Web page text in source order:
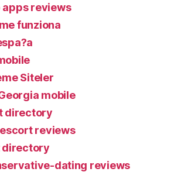
apps reviews
funziona
Siteler
mobile
directory
reviews
directory
dating reviews